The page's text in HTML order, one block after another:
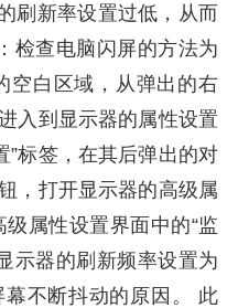
刷新率设置过低，从而
检查电脑闪屏的方法为
空白区域，从弹出的右
入到显示器的属性设置
”标签，在其后弹出的对
，打开显示器的高级属
属性设置界面中的“监
示器的刷新频率设置为
幕不断抖动的原因。 此